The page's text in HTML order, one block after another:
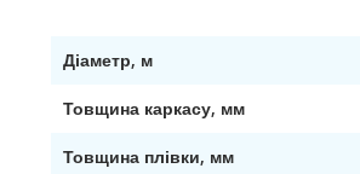
Діаметр, м
Товщина каркасу, мм
Товщина плівки, мм